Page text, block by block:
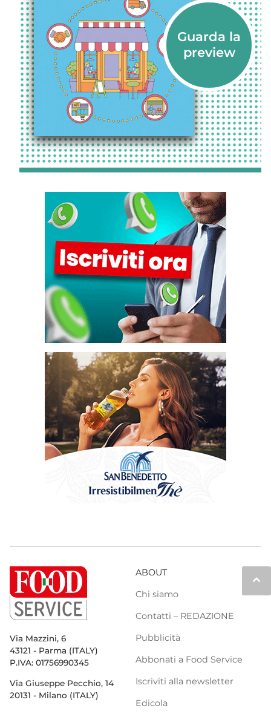
keyboard_arrow_up
Via Mazzini, 6
43121 - Parma (ITALY)
P.IVA: 01756990345
Via Giuseppe Pecchio, 14
20131 - Milano (ITALY)
ABOUT
Chi siamo
Contatti – REDAZIONE
Pubblicità
Abbonati a Food Service
Iscriviti alla newsletter
Edicola